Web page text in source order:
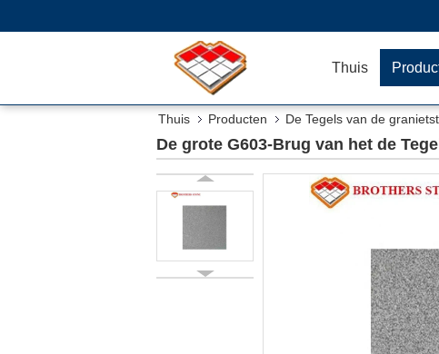
Thuis
Thuis Producten De Tegels van de
De grote G603-Brug van het de